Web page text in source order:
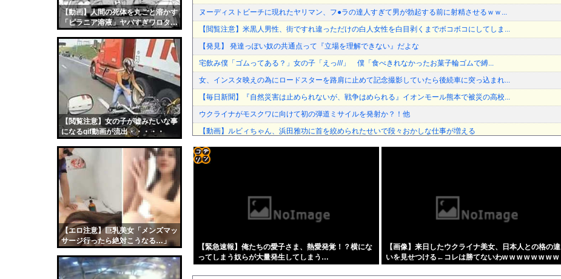
【動画】人間の死体を丸ごと溶かす
「ピラニア溶液」ヤバすぎワロタ…
【閲覧注意】女の子が嘘みたいな事
になるgif動画が流出・・・・・
【エロ注意】巨乳美女「メンズマッ
サージ行ったら絶対こうなる…」
定リ
ンク
自動
更新
ツー
ル
ヌーディストビーチに現れたヤリマン、フ●ラの達人すぎて男が勃起する前に射精させるｗｗ...
【閲覧注意】米黒人男性、街ですれ違っただけの白人女性を白目剥くまでボコボコにしてしま...
【発見】 発達っぽい奴の共通点って『立場を理解できない』だよな
宅飲み僕「ゴムってある？」女の子「えっ///」 僕「食べきれなかったお菓子輪ゴムで縛...
女、インスタ映えの為にロードスターを路肩に止めて記念撮影していたら後続車に突っ込まれ...
【毎日新聞】『自然災害は止められないが、戦争はめられる』イオンモール熊本で被災の高校...
ウクライナがモスクワに向けて初の弾道ミサイルを発射か？！他
【動画】ルビィちゃん、浜田雅功に首を絞められたせいで段々おかしな仕事が増える
ウクライナがモスクワに向けて初の弾道ミサイルを発射か？！
ジャンポケ斉藤に見る量刑7年の重さ、殺してしまい傷害致死罪を狙う方が量刑的には軽いと...
高市内閣の方針に反対した自民党議員9人のリストが話題に、「岩屋はどこへ行った？」との...
【長野】安曇野市と大町市で土砂崩落 山中の道路が寸断 宿泊客や登山客など計400人近...
女子プロレスラーさん、地上波番組で胸元ぱっくり・・・（※画像あり）
【画像】ショートスリーパー堀、ショートスリーパーでない事がバレてしまう・・・
【緊急速報】俺たちの愛子さま、熱愛発覚！？横にな
ってしまう奴らが大量発生してしまう…
【画像】来日したウクライナ美女、日本人との格の違
いを見せつける←コレは勝てないわw w w w w w w w
自動
更新